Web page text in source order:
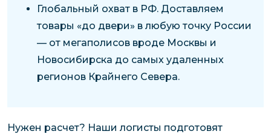
Глобальный охват в РФ. Доставляем
товары «до двери» в любую точку России
— от мегаполисов вроде Москвы и
Новосибирска до самых удаленных
регионов Крайнего Севера.
Нужен расчет? Наши логисты подготовят